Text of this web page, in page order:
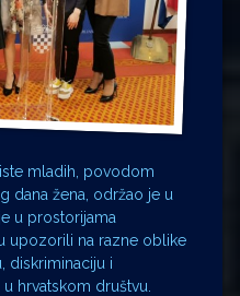
mladih, povodom
dana žena, održao je u
u prostorijama
upozorili na razne oblike
diskriminaciju i
hrvatskom društvu.